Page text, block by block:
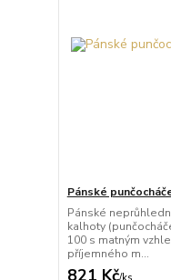
Pánské
Pánské
kalhoty
100 s matným
příjemného m...